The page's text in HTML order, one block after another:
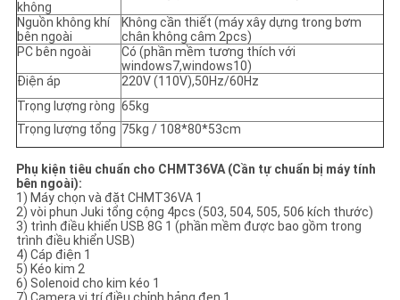
không
Nguồn không khí
bên ngoài
Không cần thiết (máy xây dựng trong bơm
chân không câm 2pcs)
PC bên ngoài
Có (phần mềm tương thích với
windows7,windows10)
Điện áp
220V (110V),50Hz/60Hz
Trọng lượng ròng 65kg
Trọng lượng tổng 75kg / 108*80*53cm
Phụ kiện tiêu chuẩn cho CHMT36VA (Cần tự chuẩn bị máy tính
bên ngoài):
1) Máy chọn và đặt CHMT36VA 1
2) vòi phun Juki tổng cộng 4pcs (503, 504, 505, 506 kích thước)
3) trình điều khiển USB 8G 1 (phần mềm được bao gồm trong
trình điều khiển USB)
4) Cáp điện 1
5) Kéo kim 2
6) Solenoid cho kim kéo 1